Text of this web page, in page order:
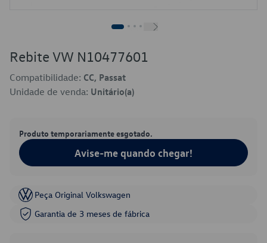
Rebite VW N10477601
Compatibilidade: CC, Passat
Unidade de venda: Unitário(a)
Produto temporariamente esgotado.
Avise-me quando chegar!
Peça Original Volkswagen
Garantia de 3 meses de fábrica